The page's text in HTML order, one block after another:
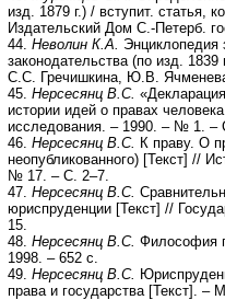
изд. 1879 г.) / вступит. статья,
Издательский Дом С.-Петерб.
44. Неволин К.А. Энциклопедия
законодательства (по изд.
С.С. Гречишкина, Ю.В.
45. Нерсесянц В.С.
истории идей о правах
исследования. – 1990. – № 1. –
46. Нерсесянц В.С. К праву. О
неопубликованного) [Текст] //
№ 17. – С. 2–7.
47. Нерсесянц В.С.
юриспруденции [Текст] //
15.
48. Нерсесянц В.С. Философия
1998. – 652 с.
49. Нерсесянц В.С.
права и государства [Текст].